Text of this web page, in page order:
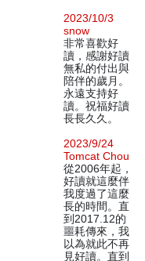
2023/10/3
snow
非常喜歡好
讀，感謝好讀
無私的付出與
陪伴的歲月。
永遠支持好
讀。祝福好讀
長長久久。
2023/9/24
Tomcat Chou
從2006年起，
好讀就這麼伴
我度過了這麼
長的時間。直
到2017.12的
噩耗傳來，我
以為就此不再
見好讀。直到